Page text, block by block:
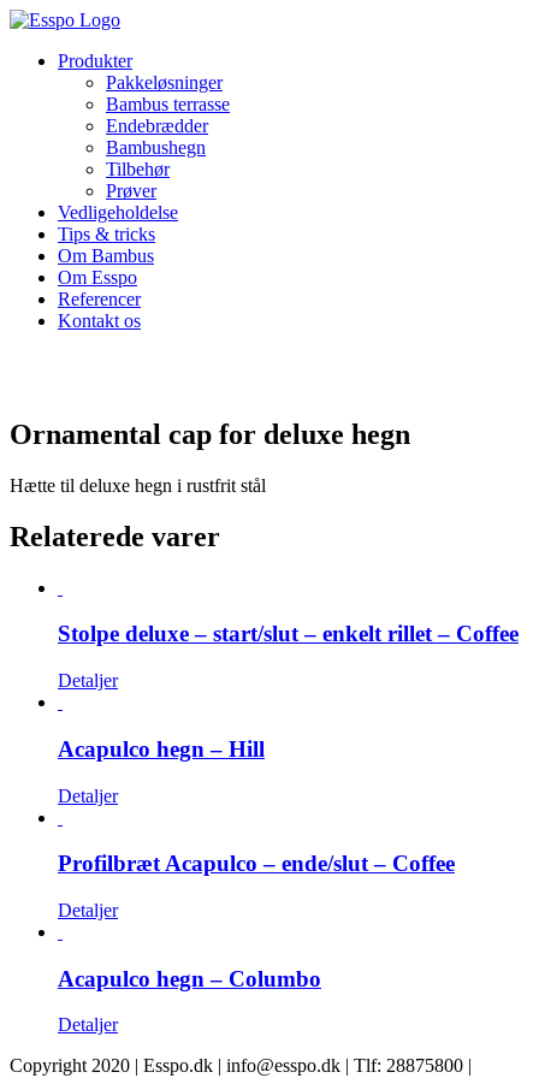
Skip
contentProdukter
Pakkeløsninger
Bambus terrasse
Endebrædder
Bambushegn
Tilbehør
Prøver
Vedligeholdelse
Tips & tricks
Om Bambus
Om Esspo
Referencer
Kontakt os
Ornamental cap for deluxe hegn
Hætte til deluxe hegn i rustfrit stål
Relaterede varer
Stolpe deluxe – start/slut – enkelt rillet – Coffee
Detaljer
Acapulco hegn – Hill
Detaljer
Profilbræt Acapulco – ende/slut – Coffee
Detaljer
Acapulco hegn – Columbo
Detaljer
Copyright 2020 | Esspo.dk | info@esspo.dk | Tlf: 28875800 |